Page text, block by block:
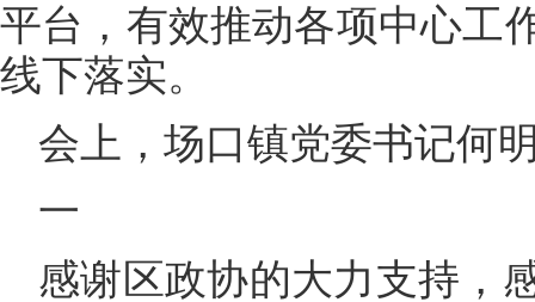
平台，有效推动各项中心工
线下落实。
会上，场口镇党委书记何
一
感谢区政协的大力支持，